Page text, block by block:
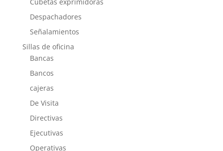
Cubetas exprimidoras
Despachadores
Señalamientos
Sillas de oficina
Bancas
Bancos
cajeras
De Visita
Directivas
Ejecutivas
Operativas